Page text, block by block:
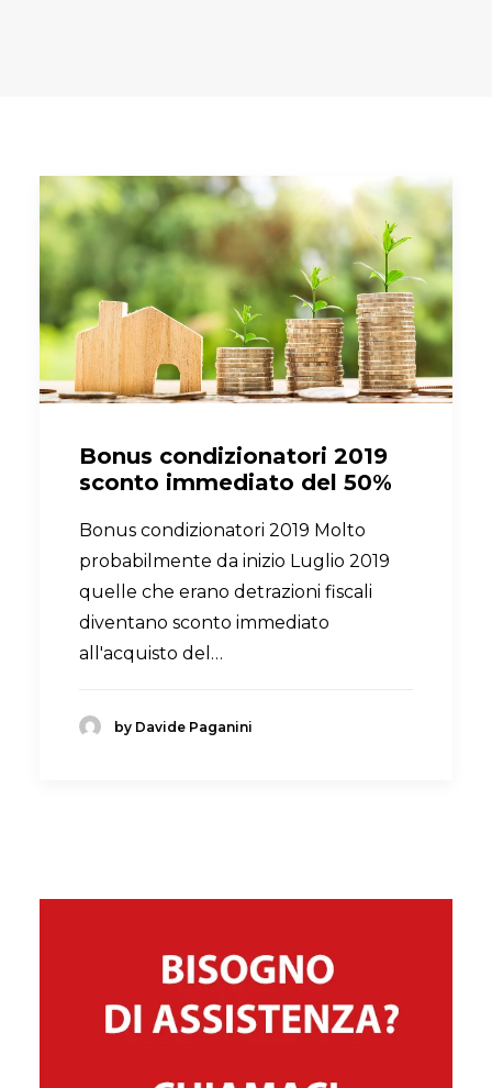
Bonus condizionatori 2019
sconto immediato del 50%
Bonus condizionatori 2019 Molto
probabilmente da inizio Luglio 2019
quelle che erano detrazioni fiscali
diventano sconto immediato
all'acquisto del…
by Davide Paganini